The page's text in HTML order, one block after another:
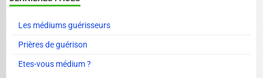
Les médiums guérisseurs
Prières de guérison
Etes-vous médium ?